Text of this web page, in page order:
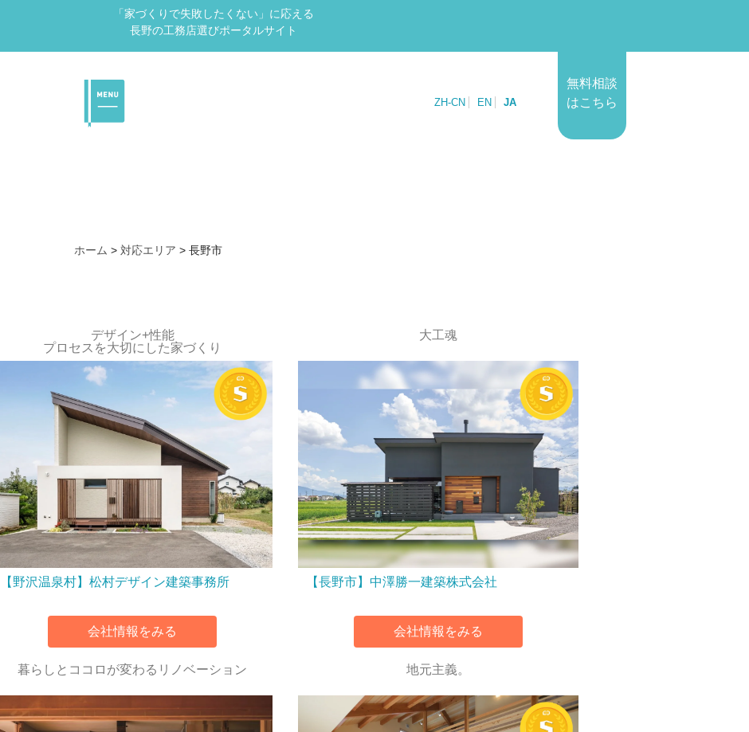
「家づくりで失敗したくない」に応える
長野の工務店選びポータルサイト
ZH-CN EN JA
無料相談
はこちら
ホーム > 対応エリア > 長野市
デザイン+性能
プロセスを大切にした家づくり
【野沢温泉村】松村デザイン建築事務所
会社情報をみる
大工魂
【長野市】中澤勝一建築株式会社
会社情報をみる
暮らしとココロが変わるリノベーション 地元主義。